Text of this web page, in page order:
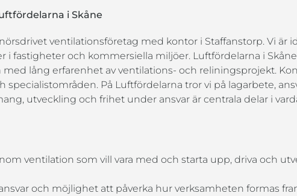
i Skåne
ventilationsföretag med kontor i Staffanstorp. Vi är
fastigheter och kommersiella miljöer. Luftfördelarna i
lång erfarenhet av ventilations- och reliningsprojekt.
specialistområden. På Luftfördelarna tror vi på lagarbete,
utveckling och frihet under ansvar är centrala delar i
ventilation som vill vara med och starta upp, driva och
och möjlighet att påverka hur verksamheten formas